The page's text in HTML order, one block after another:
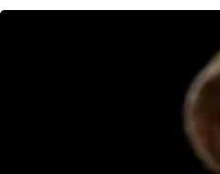
1987
1986 1985
1970
1964
1957